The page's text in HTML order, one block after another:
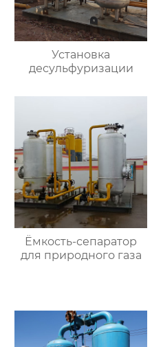
Установка
десульфуризации
Ёмкость-сепаратор
для природного газа